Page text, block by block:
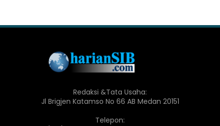
Redaksi &Tata Usaha:
Jl Brigjen Katamso No 66 AB Medan 20151
Telepon: